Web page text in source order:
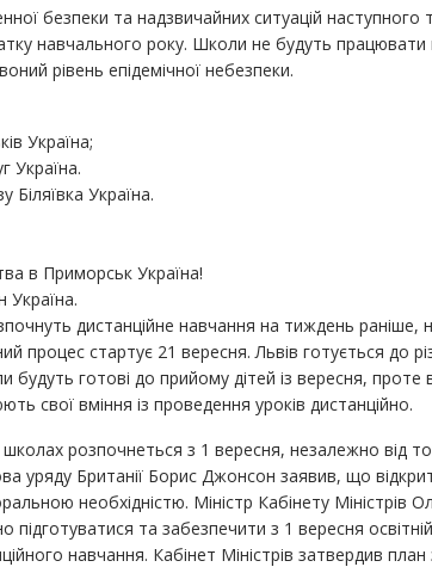
безпеки та надзвичайних ситуацій
навчального року. Школи не будуть працювати
рівень епідемічної небезпеки.
Україна;
Україна.
Біляївка Україна.
в Приморськ Україна!
Україна.
дистанційне навчання на тиждень раніше,
процес стартує 21 вересня. Львів готується до
готові до прийому дітей із вересня, проте
свої вміння із проведення уроків дистанційно.
розпочнеться з 1 вересня, незалежно від
уряду Британії Борис Джонсон заявив, що
необхідністю. Міністр Кабінету Міністрів
підготуватися та забезпечити з 1 вересня
навчання. Кабінет Міністрів затвердив план